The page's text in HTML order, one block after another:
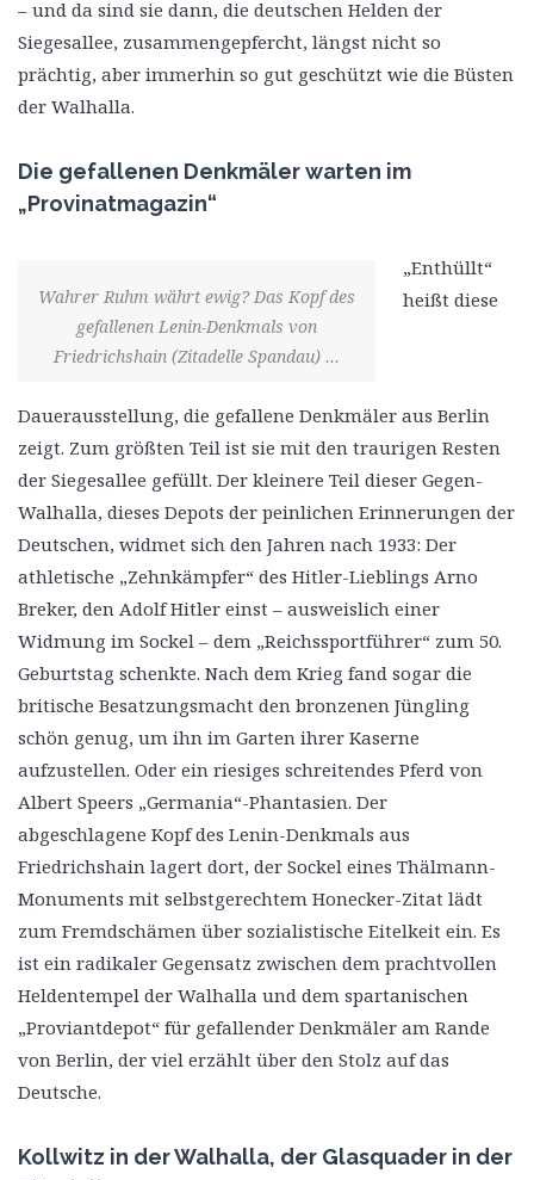
– und da sind sie dann, die deutschen Helden der
Siegesallee, zusammengepfercht, längst nicht so
prächtig, aber immerhin so gut geschützt wie die Büsten
der Walhalla.
Die gefallenen Denkmäler warten im
„Provinatmagazin“
Wahrer Ruhm währt ewig? Das Kopf des
gefallenen Lenin-Denkmals von
Friedrichshain (Zitadelle Spandau) …
„Enthüllt“
heißt diese
Dauerausstellung, die gefallene Denkmäler aus Berlin
zeigt. Zum größten Teil ist sie mit den traurigen Resten
der Siegesallee gefüllt. Der kleinere Teil dieser Gegen-
Walhalla, dieses Depots der peinlichen Erinnerungen der
Deutschen, widmet sich den Jahren nach 1933: Der
athletische „Zehnkämpfer“ des Hitler-Lieblings Arno
Breker, den Adolf Hitler einst – ausweislich einer
Widmung im Sockel – dem „Reichssportführer“ zum 50.
Geburtstag schenkte. Nach dem Krieg fand sogar die
britische Besatzungsmacht den bronzenen Jüngling
schön genug, um ihn im Garten ihrer Kaserne
aufzustellen. Oder ein riesiges schreitendes Pferd von
Albert Speers „Germania“-Phantasien. Der
abgeschlagene Kopf des Lenin-Denkmals aus
Friedrichshain lagert dort, der Sockel eines Thälmann-
Monuments mit selbstgerechtem Honecker-Zitat lädt
zum Fremdschämen über sozialistische Eitelkeit ein. Es
ist ein radikaler Gegensatz zwischen dem prachtvollen
Heldentempel der Walhalla und dem spartanischen
„Proviantdepot“ für gefallender Denkmäler am Rande
von Berlin, der viel erzählt über den Stolz auf das
Deutsche.
Kollwitz in der Walhalla, der Glasquader in der